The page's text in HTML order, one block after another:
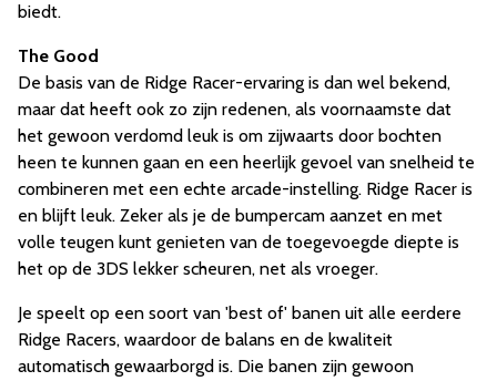
biedt.
The Good
De basis van de Ridge Racer-ervaring is dan wel bekend,
maar dat heeft ook zo zijn redenen, als voornaamste dat
het gewoon verdomd leuk is om zijwaarts door bochten
heen te kunnen gaan en een heerlijk gevoel van snelheid te
combineren met een echte arcade-instelling. Ridge Racer is
en blijft leuk. Zeker als je de bumpercam aanzet en met
volle teugen kunt genieten van de toegevoegde diepte is
het op de 3DS lekker scheuren, net als vroeger.
Je speelt op een soort van 'best of' banen uit alle eerdere
Ridge Racers, waardoor de balans en de kwaliteit
automatisch gewaarborgd is. Die banen zijn gewoon